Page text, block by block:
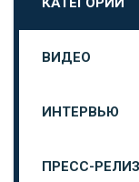
ВИДЕО
ИНТЕРВЬЮ
ПРЕСС-